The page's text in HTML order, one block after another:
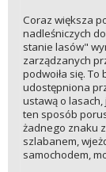
Coraz większa
nadleśniczych
stanie lasów"
zarządzanych
podwoiła się.
udostępniona
ustawą o
ten sposób
żadnego znaku
szlabanem,
samochodem,